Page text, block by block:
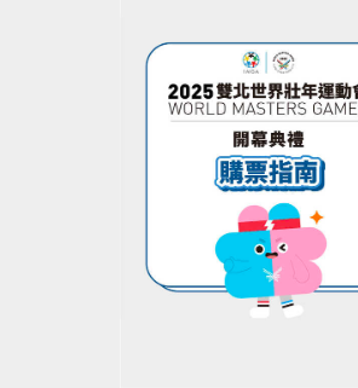
dm下載傳送門
https://reurl.cc/YYWyba
大安有APP囉!也可以報單堂喔~
長佳Sports+ APP傳送門↓
https://reurl.cc/y60bN8
https://reurl.cc/